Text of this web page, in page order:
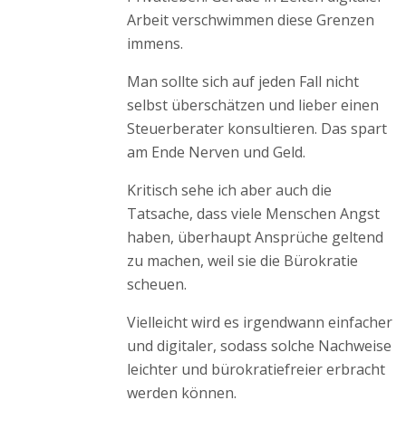
Arbeit verschwimmen diese Grenzen
immens.
Man sollte sich auf jeden Fall nicht
selbst überschätzen und lieber einen
Steuerberater konsultieren. Das spart
am Ende Nerven und Geld.
Kritisch sehe ich aber auch die
Tatsache, dass viele Menschen Angst
haben, überhaupt Ansprüche geltend
zu machen, weil sie die Bürokratie
scheuen.
Vielleicht wird es irgendwann einfacher
und digitaler, sodass solche Nachweise
leichter und bürokratiefreier erbracht
werden können.